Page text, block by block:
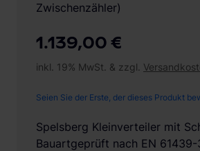
1.139,00 €
inkl. 19% MwSt. & zzgl.
Seien Sie der Erste, der dieses Produkt
Spelsberg Kleinverteiler mit
Bauartgeprüft nach EN 61439-
Zwischenzähler)